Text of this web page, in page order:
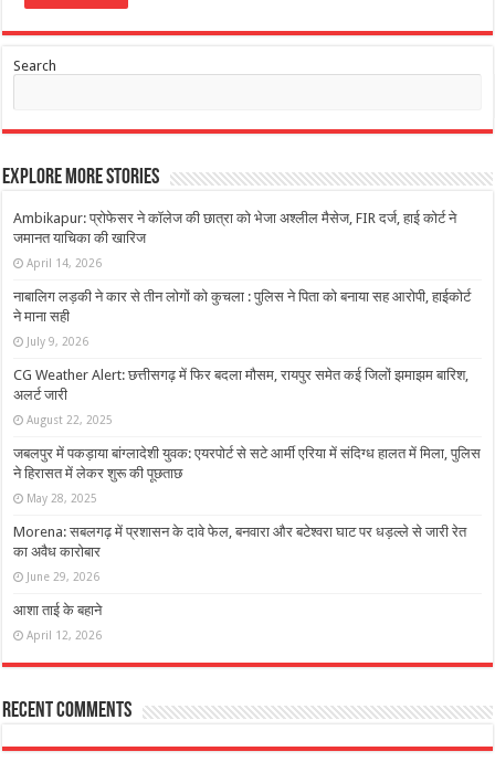
Search
Explore More Stories
Ambikapur: प्रोफेसर ने कॉलेज की छात्रा को भेजा अश्लील मैसेज, FIR दर्ज, हाई कोर्ट ने
जमानत याचिका की खारिज
April 14, 2026
नाबालिग लड़की ने कार से तीन लोगों को कुचला : पुलिस ने पिता को बनाया सह आरोपी, हाईकोर्ट
ने माना सही
July 9, 2026
CG Weather Alert: छत्तीसगढ़ में फिर बदला मौसम, रायपुर समेत कई जिलों झमाझम बारिश,
अलर्ट जारी
August 22, 2025
जबलपुर में पकड़ाया बांग्लादेशी युवक: एयरपोर्ट से सटे आर्मी एरिया में संदिग्ध हालत में मिला, पुलिस
ने हिरासत में लेकर शुरू की पूछताछ
May 28, 2025
Morena: सबलगढ़ में प्रशासन के दावे फेल, बनवारा और बटेश्वरा घाट पर धड़ल्ले से जारी रेत
का अवैध कारोबार
June 29, 2026
आशा ताई के बहाने
April 12, 2026
Recent Comments